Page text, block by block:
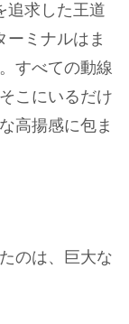
追求した王道
ーミナルはま
すべての動線
こにいるだけ
高揚感に包ま
のは、巨大な